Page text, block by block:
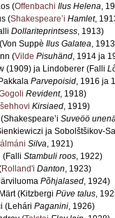
(Offenbachi Ilus Helena,
(Shakespeare’i Hamlet,
Dollariteprintsess, 1913)
Suppè Ilus Galatea,
(Vilde Pisuhänd, 1914 ja
(1909) ja Lindoberer (Falli
Parvepoisid, 1916 ja
Revident, 1918)
Kirsiaed, 1919)
Suveöö
ja Sobolštšikov-
Silva, 1921)
(Falli Stambuli roos, 1922)
Rolland'i Danton, 1923)
Põhjalased, 1924)
(Kitzbergi Püve talus,
(Lehári Paganini, 1926)